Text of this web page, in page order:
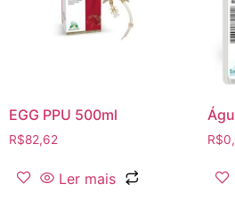
EGG PPU 500ml
R$82,62
Ler mais
R$